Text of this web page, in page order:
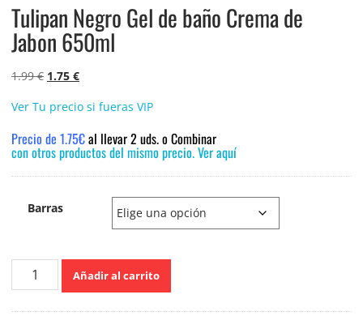
Tulipan Negro Gel de baño Crema de
Jabon 650ml
1.99€ El
original
1.99 €.
1.75 €El
actual
1.75 €.
Ver Tu precio si fueras VIP
Precio de 1.75€al llevar 2 uds. o Combinar
con otros productos del mismo precio. Ver aquí
Barras
Tulipan
Negro
Añadir al carrito